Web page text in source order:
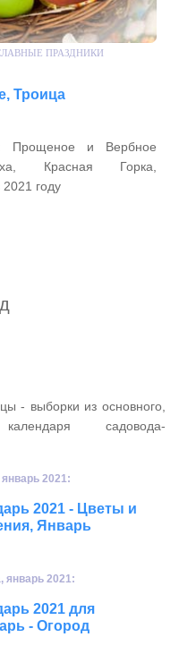
ПРАЗДНИКИ
Троица
Прощеное и Вербное
Красная Горка,
году
- выборки из основного,
календаря садовода-
2021:
2021 - Цветы и
Январь
январь 2021:
2021 для
- Огород